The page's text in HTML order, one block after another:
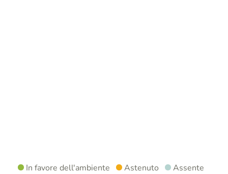
In favore dell'ambiente Astenuto
Assente